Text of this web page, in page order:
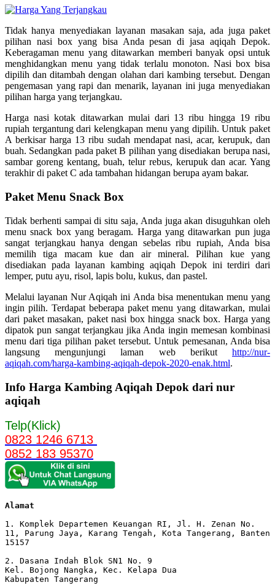
Tidak hanya menyediakan layanan masakan saja, ada juga paket
pilihan nasi box yang bisa Anda pesan di jasa aqiqah Depok.
Keberagaman menu yang ditawarkan memberi banyak opsi untuk
menghidangkan menu yang tidak terlalu monoton. Nasi box bisa
dipilih dan ditambah dengan olahan dari kambing tersebut. Dengan
pengemasan yang rapi dan menarik, layanan ini juga menyediakan
pilihan harga yang terjangkau.
Harga nasi kotak ditawarkan mulai dari 13 ribu hingga 19 ribu
rupiah tergantung dari kelengkapan menu yang dipilih. Untuk paket
A berkisar harga 13 ribu sudah mendapat nasi, acar, kerupuk, dan
buah. Sedangkan pada paket B pilihan yang disediakan berupa nasi,
sambar goreng kentang, buah, telur rebus, kerupuk dan acar. Yang
terakhir di paket C ada tambahan hidangan berupa ayam bakar.
Paket Menu Snack Box
Tidak berhenti sampai di situ saja, Anda juga akan disuguhkan oleh
menu snack box yang beragam. Harga yang ditawarkan pun juga
sangat terjangkau hanya dengan sebelas ribu rupiah, Anda bisa
memilih tiga macam kue dan air mineral. Pilihan kue yang
disediakan pada layanan kambing aqiqah Depok ini terdiri dari
lemper, putu ayu, risol, lapis bolu, kukus, dan pastel.
Melalui layanan Nur Aqiqah ini Anda bisa menentukan menu yang
ingin pilih. Terdapat beberapa paket menu yang ditawarkan, mulai
dari paket masakan, paket nasi box hingga snack box. Harga yang
dipatok pun sangat terjangkau jika Anda ingin memesan kombinasi
menu dari tiga pilihan paket tersebut. Untuk pemesanan, Anda bisa
langsung mengunjungi laman web berikut http://nur-
aqiqah.com/harga-kambing-aqiqah-depok-2020-enak.html.
Info Harga Kambing Aqiqah Depok dari nur
aqiqah
Telp(Klick)
0823 1246 6713
0852 183 95370
Alamat
1. Komplek Departemen Keuangan RI, Jl. H. Zenan No.
11, Parung Jaya, Karang Tengah, Kota Tangerang, Banten
15157
2. Dasana Indah Blok SN1 No. 9
Kel. Bojong Nangka, Kec. Kelapa Dua
Kabupaten Tangerang